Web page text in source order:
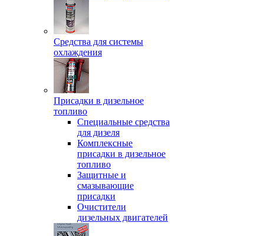
Средства для системы
охлаждения
Присадки в дизельное
топливо
Спeциальные средства
для дизеля
Комплексные
присадки в дизельное
топливо
Защитные и
смазывающие
присадки
Очистители
дизельных двигателей